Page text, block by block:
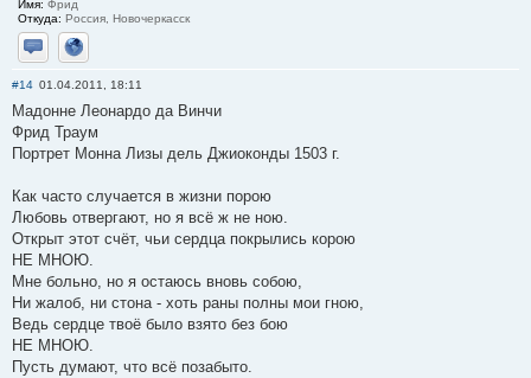
Имя: Фрид
Откуда: Россия, Новочеркасск
Отправить личное сообщение
Сайт
#14 01.04.2011, 18:11
Мадонне Леонардо да Винчи
Фрид Траум
Портрет Монна Лизы дель Джиоконды 1503 г.
Как часто случается в жизни порою
Любовь отвергают, но я всё ж не ною.
Открыт этот счёт, чьи сердца покрылись корою
НЕ МНОЮ.
Мне больно, но я остаюсь вновь собою,
Ни жалоб, ни стона - хоть раны полны мои гною,
Ведь сердце твоё было взято без бою
НЕ МНОЮ.
Пусть думают, что всё позабыто.